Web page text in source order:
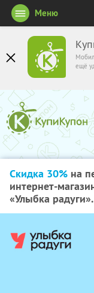
ещё
Меню
Скидка 30% на
интернет-
«Улыбка